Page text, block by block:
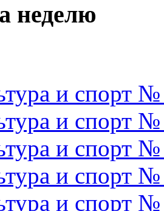
неделю
и спорт
и спорт
и спорт
и спорт
и спорт